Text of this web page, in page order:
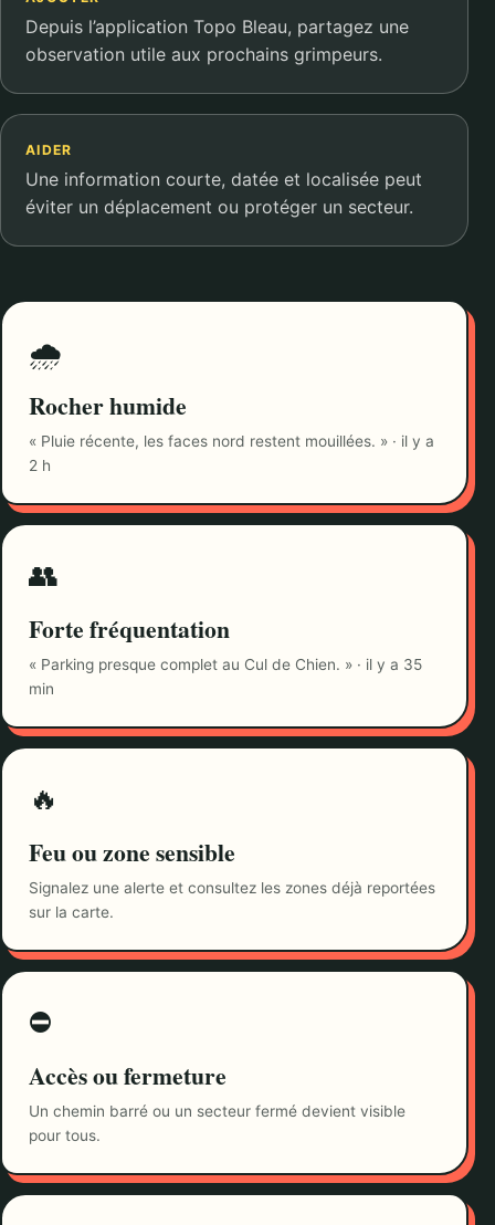
Depuis l’application Topo Bleau, partagez une
observation utile aux prochains grimpeurs.
AIDER
Une information courte, datée et localisée peut
éviter un déplacement ou protéger un secteur.
🌧️
Rocher humide
« Pluie récente, les faces nord restent mouillées. » · il y a
2 h
👥
Forte fréquentation
« Parking presque complet au Cul de Chien. » · il y a 35
min
🔥
Feu ou zone sensible
Signalez une alerte et consultez les zones déjà reportées
sur la carte.
⛔
Accès ou fermeture
Un chemin barré ou un secteur fermé devient visible
pour tous.